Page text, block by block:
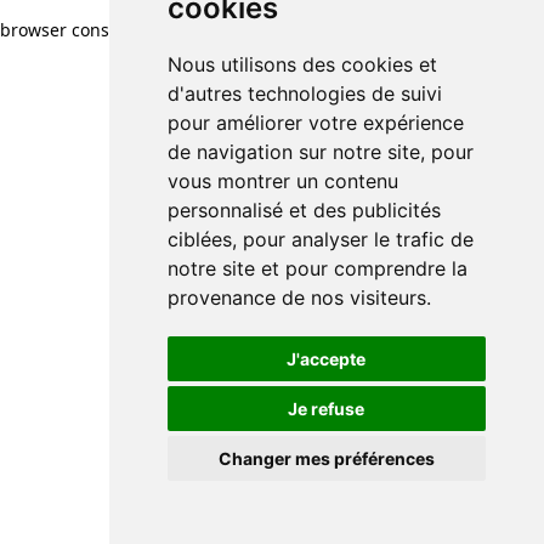
cookies
Nous utilisons des cookies et
d'autres technologies de suivi
pour améliorer votre expérience
de navigation sur notre site, pour
vous montrer un contenu
personnalisé et des publicités
ciblées, pour analyser le trafic de
notre site et pour comprendre la
provenance de nos visiteurs.
J'accepte
Je refuse
Changer mes préférences
cookies
Nous utilisons des cookies et
d'autres technologies de suivi
pour améliorer votre expérience
de navigation sur notre site, pour
vous montrer un contenu
personnalisé et des publicités
ciblées, pour analyser le trafic de
notre site et pour comprendre la
provenance de nos visiteurs.
J'accepte
Je refuse
Changer mes préférences
browser console for more information)